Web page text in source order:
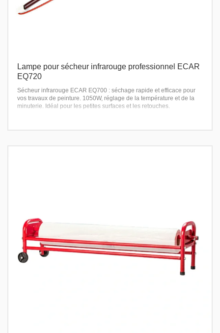
Lampe pour sécheur infrarouge professionnel ECAR
EQ720
Sécheur infrarouge ECAR EQ700 : séchage rapide et efficace pour
vos travaux de peinture. 1050W, réglage de la température et de la
minuterie. Idéal pour les petites surfaces et les retouches.